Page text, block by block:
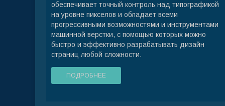
обеспечивает точный контроль над типографикой
на уровне пикселов и обладает всеми
прогрессивными возможностями и инструментами
машинной верстки, с помощью которых можно
быстро и эффективно разрабатывать дизайн
страниц любой сложности.
ПОДРОБНЕЕ